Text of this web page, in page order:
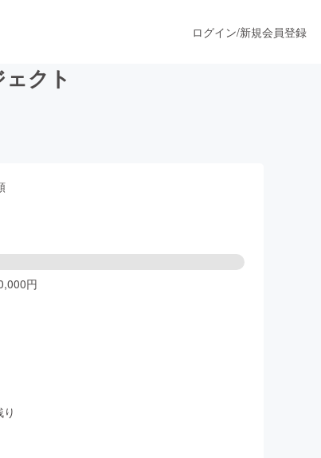
ログイン/新規会員登録
クト
円